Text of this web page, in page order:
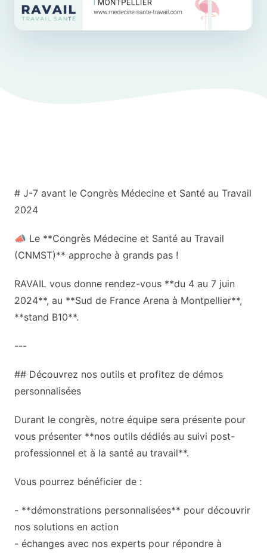
# J-7 avant le Congrès Médecine et Santé au Travail
2024
📣 Le **Congrès Médecine et Santé au Travail
(CNMST)** approche à grands pas !
RAVAIL vous donne rendez-vous **du 4 au 7 juin
2024**, au **Sud de France Arena à Montpellier**,
**stand B10**.
---
## Découvrez nos outils et profitez de démos
personnalisées
Durant le congrès, notre équipe sera présente pour
vous présenter **nos outils dédiés au suivi post-
professionnel et à la santé au travail**.
Vous pourrez bénéficier de :
- **démonstrations personnalisées** pour découvrir
nos solutions en action
- échanges avec nos experts pour répondre à